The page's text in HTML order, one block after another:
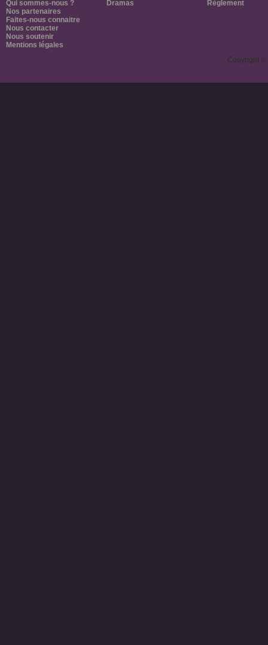
Qui sommes-nous ?
Nos partenaires
Faites-nous connaitre
Nous contacter
Nous soutenir
Mentions légales
Dramas Règlement
Copyright ©